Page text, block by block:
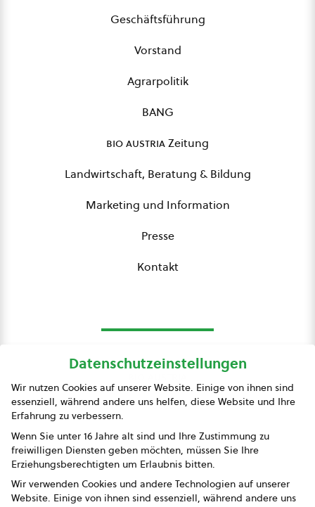
Geschäftsführung
Vorstand
Agrarpolitik
BANG
bio austriaZeitung
Landwirtschaft, Beratung & Bildung
Marketing und Information
Presse
Kontakt
Presse
Impressum
Datenschutz
AGB
Datenschutzeinstellungen
Wir nutzen Cookies auf unserer Website. Einige von ihnen sind
essenziell, während andere uns helfen, diese Website und Ihre
Erfahrung zu verbessern.
Wenn Sie unter 16 Jahre alt sind und Ihre Zustimmung zu
freiwilligen Diensten geben möchten, müssen Sie Ihre
Erziehungsberechtigten um Erlaubnis bitten.
Wir verwenden Cookies und andere Technologien auf unserer
Website. Einige von ihnen sind essenziell, während andere uns